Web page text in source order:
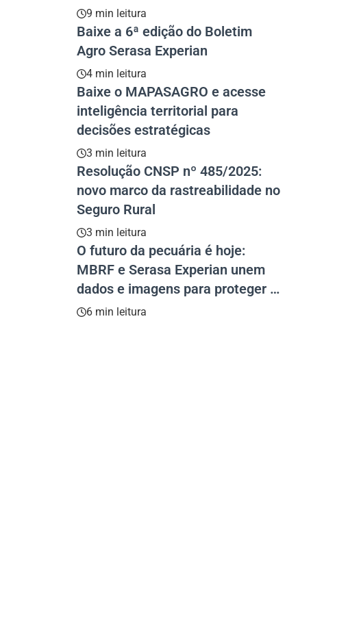
resultado
9 min leitura
Baixe a 6ª edição do Boletim
Agro Serasa Experian
4 min leitura
Baixe o MAPASAGRO e acesse
inteligência territorial para
decisões estratégicas
3 min leitura
Resolução CNSP nº 485/2025:
novo marco da rastreabilidade no
Seguro Rural
3 min leitura
O futuro da pecuária é hoje:
MBRF e Serasa Experian unem
dados e imagens para proteger o
meio ambiente
6 min leitura